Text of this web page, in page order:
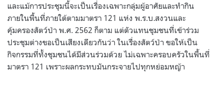
และแม้การประชุมนี้จะเป็นเรื่องเฉพาะกลุ่มผู้อาศัยและทำกิน
ภายในพื้นที่ภายใต้ตามมาตรา 121 แห่ง พ.ร.บ.สงวนและ
คุ้มครองสัตว์ป่า พ.ศ. 2562 ก็ตาม แต่ตัวแทนชุมชนที่เข้าร่วม
ประชุมต่างขอเป็นเสียงเดียวกันว่า ในเรื่องสัตว์ป่า ขอให้เป็น
กิจกรรมที่ทั้งชุมชนได้มีส่วนร่วมด้วย ไม่เฉพาะครอบครัวในพื้นที่
มาตรา 121 เพราะผลกระทบมันกระจายไปทุกหย่อมหญ้า